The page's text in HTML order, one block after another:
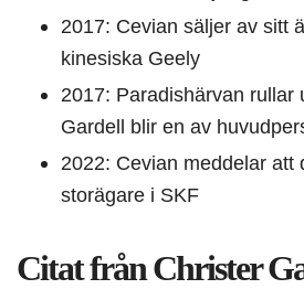
2017: Cevian säljer av sitt
kinesiska Geely
2017: Paradishärvan rullar
Gardell blir en av
2022: Cevian meddelar att
storägare i SKF
Citat från Christer